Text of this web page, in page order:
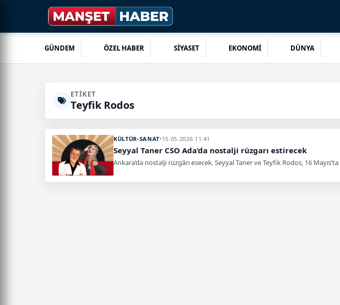
GÜNDEM ÖZEL HABER SİYASET EKONOMİ DÜNYA
ETIKET
Teyfik Rodos
KÜLTÜR-SANAT•15.05.2026 11:41
Seyyal Taner CSO Ada’da nostalji rüzgarı estirecek
Ankara’da nostalji rüzgârı esecek. Seyyal Taner ve Teyfik Rodos, 16